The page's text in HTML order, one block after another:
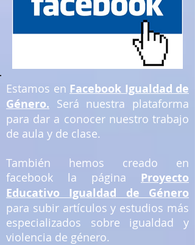
Estamos en Facebook Igualdad de
Género. Será nuestra plataforma
para dar a conocer nuestro trabajo
de aula y de clase.
También hemos creado en
facebook la página Proyecto
Educativo Igualdad de Género
para subir artículos y estudios más
especializados sobre igualdad y
violencia de género.